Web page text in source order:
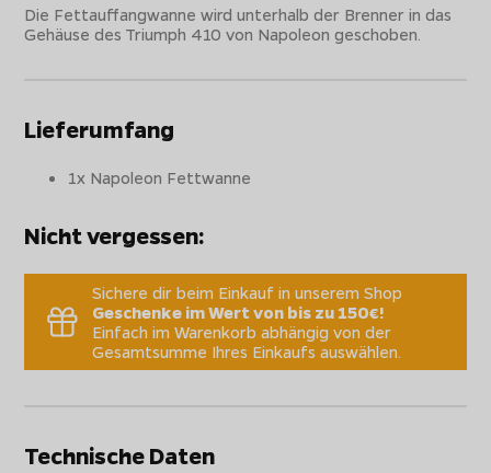
Die Fettauffangwanne wird unterhalb der Brenner in das
Gehäuse des Triumph 410 von Napoleon geschoben.
Lieferumfang
1x Napoleon Fettwanne
Nicht vergessen:
Sichere dir beim Einkauf in unserem Shop
Geschenke im Wert von bis zu 150€!
Einfach im Warenkorb abhängig von der
Gesamtsumme Ihres Einkaufs auswählen.
Technische Daten